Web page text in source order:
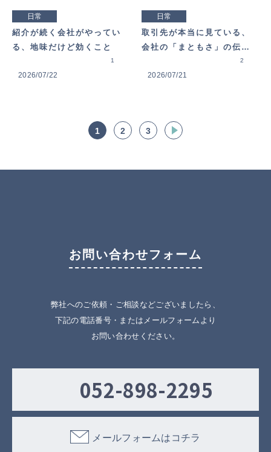
日常
紹介が続く会社がやってい
る、地味だけど効くこと
2026/07/22
1
日常
取引先が本当に見ている、
会社の「まともさ」の伝え
2026/07/21
2
1 2 3
お問い合わせフォーム
弊社へのご依頼・ご相談などございましたら、
下記の電話番号・またはメールフォームより
お問い合わせください。
052-898-2295
メールフォームはコチラ